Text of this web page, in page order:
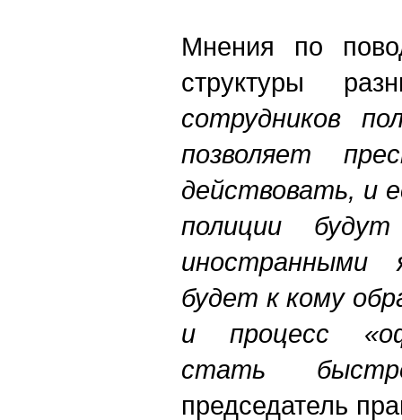
Мнения по
структуры
сотрудников
позволяет
действовать, и
полиции
иностранными
будет к кому
и процесс
стать
председатель